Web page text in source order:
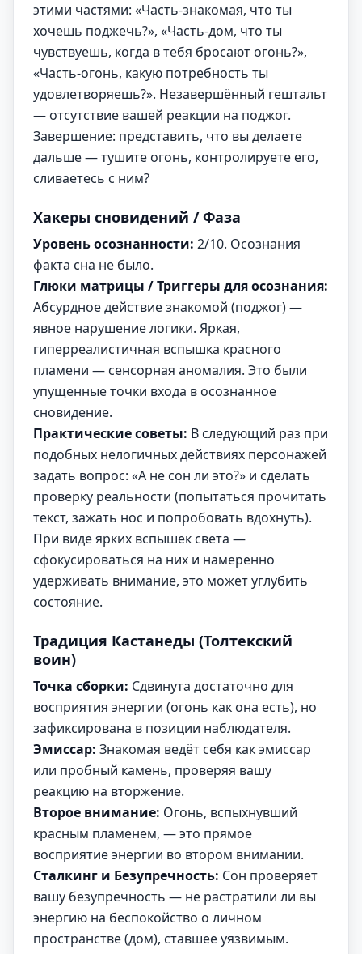
этими частями: «Часть-знакомая, что ты
хочешь поджечь?», «Часть-дом, что ты
чувствуешь, когда в тебя бросают огонь?»,
«Часть-огонь, какую потребность ты
удовлетворяешь?». Незавершённый гештальт
— отсутствие вашей реакции на поджог.
Завершение: представить, что вы делаете
дальше — тушите огонь, контролируете его,
сливаетесь с ним?
Хакеры сновидений / Фаза
Уровень осознанности: 2/10. Осознания
факта сна не было.
Глюки матрицы / Триггеры для осознания:
Абсурдное действие знакомой (поджог) —
явное нарушение логики. Яркая,
гиперреалистичная вспышка красного
пламени — сенсорная аномалия. Это были
упущенные точки входа в осознанное
сновидение.
Практические советы: В следующий раз при
подобных нелогичных действиях персонажей
задать вопрос: «А не сон ли это?» и сделать
проверку реальности (попытаться прочитать
текст, зажать нос и попробовать вдохнуть).
При виде ярких вспышек света —
сфокусироваться на них и намеренно
удерживать внимание, это может углубить
состояние.
Традиция Кастанеды (Толтекский
воин)
Точка сборки: Сдвинута достаточно для
восприятия энергии (огонь как она есть), но
зафиксирована в позиции наблюдателя.
Эмиссар: Знакомая ведёт себя как эмиссар
или пробный камень, проверяя вашу
реакцию на вторжение.
Второе внимание: Огонь, вспыхнувший
красным пламенем, — это прямое
восприятие энергии во втором внимании.
Сталкинг и Безупречность: Сон проверяет
вашу безупречность — не растратили ли вы
энергию на беспокойство о личном
пространстве (дом), ставшее уязвимым.